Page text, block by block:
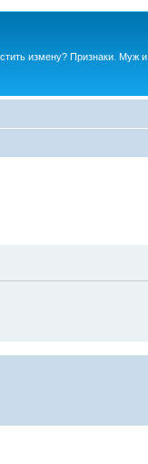
измену? Признаки. Муж и